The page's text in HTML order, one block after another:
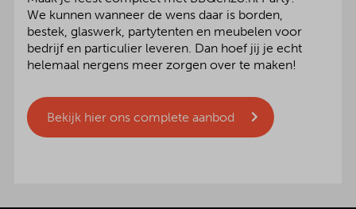
We kunnen wanneer de wens daar is borden,
bestek, glaswerk, partytenten en meubelen voor
bedrijf en particulier leveren. Dan hoef jij je echt
helemaal nergens meer zorgen over te maken!
Bekijk hier ons complete aanbod